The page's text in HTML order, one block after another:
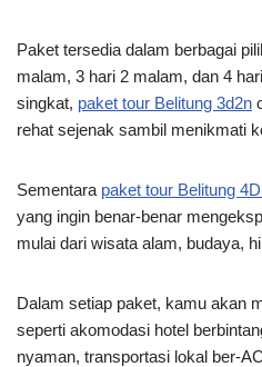
Paket tersedia dalam berbagai
malam, 3 hari 2 malam, dan 4
singkat, paket tour Belitung 3d2n
rehat sejenak sambil menikmati
Sementara paket tour Belitung
yang ingin benar-benar
mulai dari wisata alam, budaya,
Dalam setiap paket, kamu akan
seperti akomodasi hotel
nyaman, transportasi lokal ber-